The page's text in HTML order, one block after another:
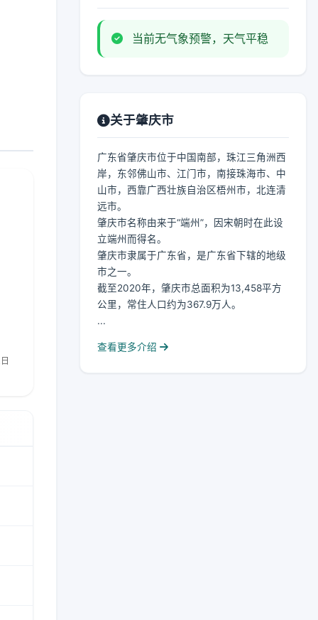
当前无气象预警，天气平稳
关于肇庆市
广东省肇庆市位于中国南部，珠江三角洲西
岸，东邻佛山市、江门市，南接珠海市、中
山市，西靠广西壮族自治区梧州市，北连清
远市。
肇庆市名称由来于“端州”，因宋朝时在此设
立端州而得名。
肇庆市隶属于广东省，是广东省下辖的地级
市之一。
截至2020年，肇庆市总面积为13,458平方
公里，常住人口约为367.9万人。
...
查看更多介绍